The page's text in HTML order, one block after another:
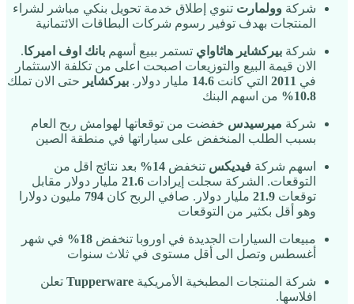
شركة وولمارت تنوي إطلاق خدمة تحويل بنكي مباشر لشراء
المنتجات بهدف توفير رسوم شركات البطاقات الائتمانية
شركة بيركشاير هاثاواي تستمر ببيع أسهم بانك اوف اميركا.
الان قيمة البيع والتوزيعات اصبحت اعلى من تكلفة الاستثمار
في 2011 التي كانت 14.6 مليار دولار. بيركشاير حتى الان تملك
10.8%
من اسهم البنك
شركة ميرسيدس خفضت من توقعاتها لهوامش ربح العام
بسبب الطلب المنخفض على سياراتها في منطقة الصين
اسهم شركة فيديكس تنخفض 14%
بعد نتائج اقل من
التوقعات. الشركة سجلت إيرادات 21.6 مليار دولار مقابل
توقعات 21.9 مليار دولار. صافي الربح كان 794 مليون دولارا
وهو أقل بكثير من التوقعات
مبيعات السيارات الجديدة في اوروبا تنخفض 18%
في شهر
أغسطس وتصل الى أقل مستوى في ثلاث سنوات
شركة المنتجات المطبخية الأمريكية Tupperware تعلن
افلاسها.